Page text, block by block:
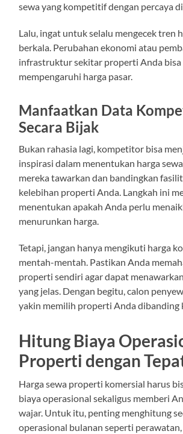
sewa yang kompetitif dengan percaya
Lalu, ingat untuk selalu mengecek tren
berkala. Perubahan ekonomi atau
infrastruktur sekitar properti Anda bisa
mempengaruhi harga pasar.
Manfaatkan Data
Secara Bijak
Bukan rahasia lagi, kompetitor bisa
inspirasi dalam menentukan harga
mereka tawarkan dan bandingkan
kelebihan properti Anda. Langkah ini
menentukan apakah Anda perlu
menurunkan harga.
Tetapi, jangan hanya mengikuti harga
mentah-mentah. Pastikan Anda
properti sendiri agar dapat
yang jelas. Dengan begitu, calon
yakin memilih properti Anda dibanding
Hitung Biaya
Properti dengan
Harga sewa properti komersial harus
biaya operasional sekaligus memberi
wajar. Untuk itu, penting menghitung
operasional bulanan seperti